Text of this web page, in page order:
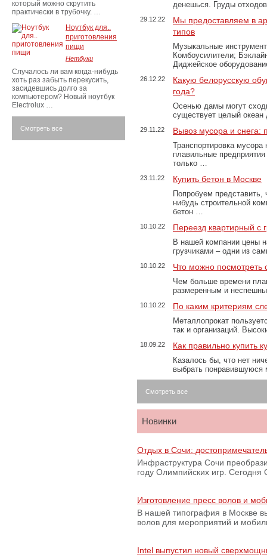
денешься. Груды
29.12.22
Мы предоставляем в
типов
Музыкальные
Комбоусилители;
Диджейское
26.12.22
Какую белорусскую
года?
Осенью дамы могут
существует целый
29.11.22 Вывоз мусора и
Транспортировка
плавильные
только …
23.11.22 Купить бетон в Москве
Попробуем представить,
нибудь строительной
бетон …
10.10.22 Переезд квартирный с
В нашей компании цены
грузчиками – одни из
10.10.22 Что можно посмотреть
Чем больше времени
размеренным и
10.10.22 По каким критериям
Металлопрокат
так и организаций.
18.09.22 Как правильно купить
Казалось бы, что нет
выбрать
Смотреть все
Новинки
Отдых в Сочи:
Инфраструктура Сочи
году Олимпийских игр.
Изготовление пресс волов и
В нашей типография в Москве
волов для мероприятий и
Intel выпустил новый
который можно скрутить
практически в трубочку. …
Ноутбук для..
приготовления
пищи
Нетбуки
Случалось ли вам когда-нибудь
хоть раз забыть перекусить,
засидевшись долго за
компьютером? Новый ноутбук
Electrolux …
Смотреть все